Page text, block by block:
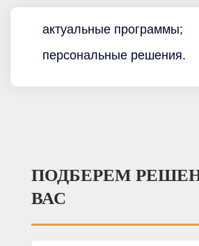
актуальные программы;
персональные решения.
ПОДБЕРЕМ
ВАС